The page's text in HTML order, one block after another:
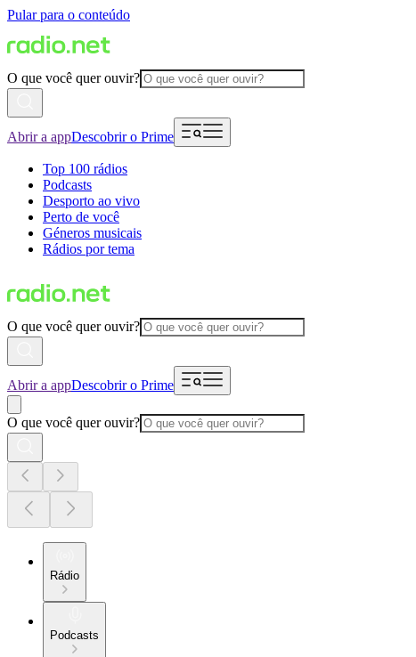
Pular para o conteúdo
O que você quer ouvir?
Abrir a appDescobrir o Prime
Top 100 rádios
Podcasts
Desporto ao vivo
Perto de você
Géneros musicais
Rádios por tema
O que você quer ouvir?
Abrir a appDescobrir o Prime
O que você quer ouvir?
Rádio
Podcasts